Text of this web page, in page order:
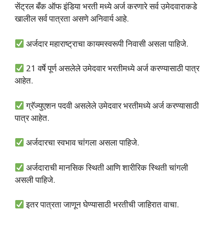
सेंट्रल बँक ऑफ इंडिया भरती मध्ये अर्ज करणारे सर्व उमेदवाराकडे
खालील सर्व पात्रता असणे अनिवार्य आहे.
अर्जदार महाराष्ट्राचा कायमस्वरूपी निवासी असला पाहिजे.
21 वर्षे पूर्ण असलेले उमेदवार भरतीमध्ये अर्ज करण्यासाठी पात्र
आहेत.
ग्रॅज्युएशन पदवी असलेले उमेदवार भरतीमध्ये अर्ज करण्यासाठी
पात्र आहेत.
अर्जदारचा स्वभाव चांगला असला पाहिजे.
अर्जदाराची मानसिक स्थिती आणि शारीरिक स्थिती चांगली
असली पाहिजे.
इतर पात्रता जाणून घेण्यासाठी भरतीची जाहिरात वाचा.